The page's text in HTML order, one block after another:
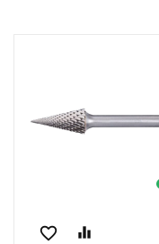
favorite_border equalizer